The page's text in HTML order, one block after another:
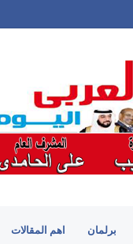
برلمان اهم المقالات